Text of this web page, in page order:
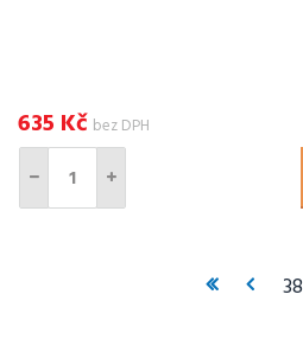
635 Kč bez DPH
38